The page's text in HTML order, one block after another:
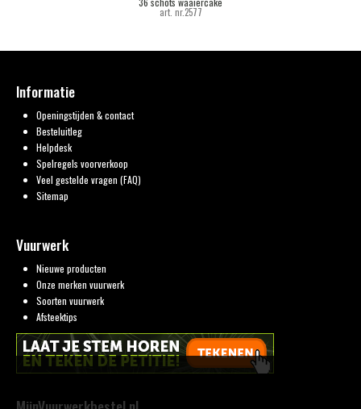
art. nr.2577
Informatie
Openingstijden & contact
Besteluitleg
Helpdesk
Spelregels voorverkoop
Veel gestelde vragen (FAQ)
Sitemap
Vuurwerk
Nieuwe producten
Onze merken vuurwerk
Soorten vuurwerk
Afsteektips